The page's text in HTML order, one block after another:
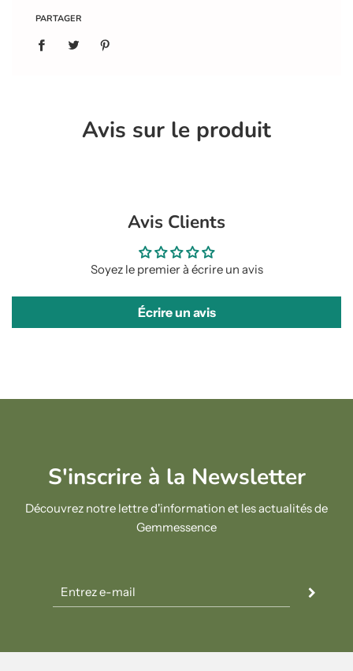
.
PARTAGER
Avis sur le produit
Avis Clients
Soyez le premier à écrire un avis
Écrire un avis
S'inscrire à la Newsletter
Découvrez notre lettre d'information et les actualités de
Gemmessence